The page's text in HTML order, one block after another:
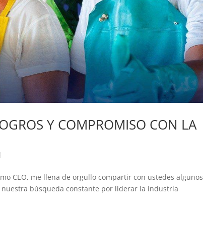
Y COMPROMISO CON LA
CEO, me llena de orgullo compartir con ustedes
búsqueda constante por liderar la industria